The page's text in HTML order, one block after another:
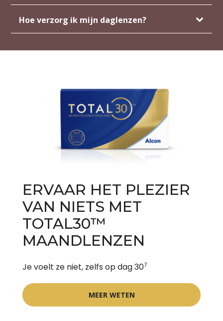
Hoe verzorg ik mijn daglenzen?
ERVAAR HET PLEZIER
VAN NIETS MET
TOTAL30™
MAANDLENZEN
Je voelt ze niet, zelfs op dag 307
MEER WETEN